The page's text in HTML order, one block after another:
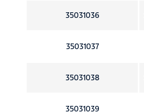
35031036
35031037
35031038
35031039